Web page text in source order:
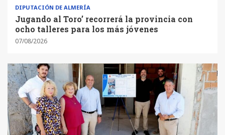
DIPUTACIÓN DE ALMERÍA
Jugando al Toro’ recorrerá la provincia con
ocho talleres para los más jóvenes
07/08/2026